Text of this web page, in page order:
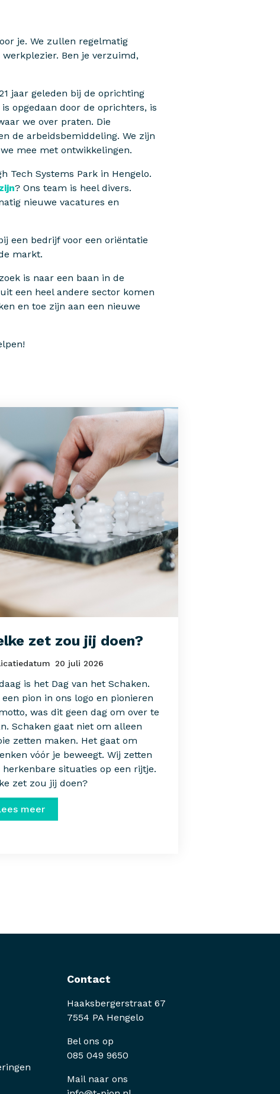
je. We zullen regelmatig
Ben je verzuimd,
jaar geleden bij de oprichting
opgedaan door de oprichters, is
we over praten. Die
de arbeidsbemiddeling. We zijn
mee met ontwikkelingen.
Tech Systems Park in Hengelo.
? Ons team is heel divers.
nieuwe vacatures en
een bedrijf voor een oriëntatie
markt.
is naar een baan in de
een heel andere sector komen
en toe zijn aan een nieuwe
zet zou jij doen?
20 juli 2026
is het Dag van het Schaken.
een pion in ons logo en pionieren
was dit geen dag om over te
Schaken gaat niet om alleen
zetten maken. Het gaat om
vóór je beweegt. Wij zetten
herkenbare situaties op een rijtje.
zet zou jij doen?
meer
Contact
Haaksbergerstraat 67
7554 PA Hengelo
Bel ons op
085 049 9650
Mail naar ons